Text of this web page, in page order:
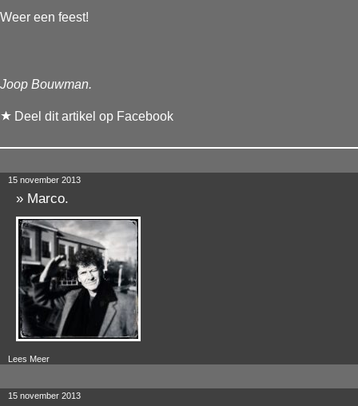
Weer een feest!
Joop Bouwman.
Deel dit artikel op Facebook
15 november 2013
» Marco.
Lees Meer
15 november 2013